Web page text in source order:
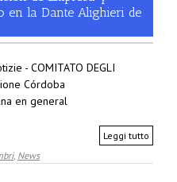
en la Dante Alighieri de
- COMITATO DEGLI
Córdoba
en general
Leggi tutto
, News